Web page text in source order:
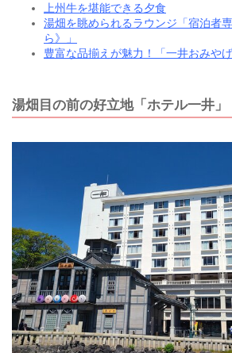
上州牛を堪能できる夕食
湯畑を眺められるラウンジ「宿泊者
ら》」
豊富な品揃えが魅力！「一井おみやげ
湯畑目の前の好立地「ホテル一井」